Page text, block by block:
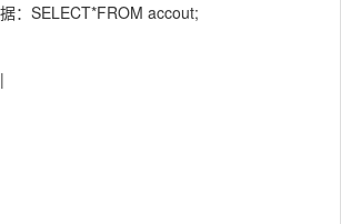
：SELECT*FROM accout;